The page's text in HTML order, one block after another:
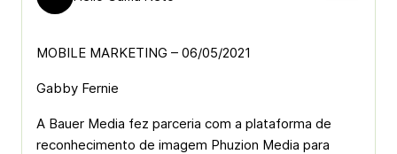
MOBILE MARKETING – 06/05/2021
Gabby Fernie
A Bauer Media fez parceria com a plataforma de
reconhecimento de imagem Phuzion Media para